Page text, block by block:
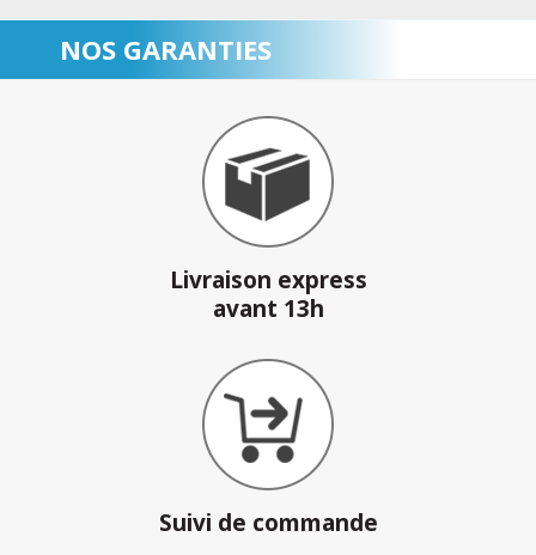
NOS GARANTIES
Livraison express
avant 13h
Suivi de commande